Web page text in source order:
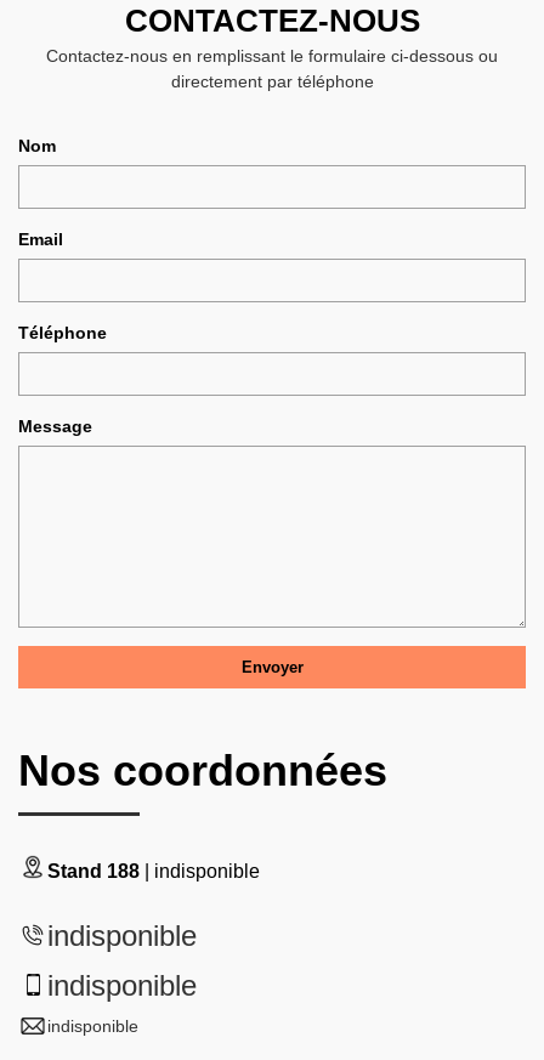
CONTACTEZ-NOUS
Contactez-nous en remplissant le formulaire ci-dessous ou
directement par téléphone
Nom
Email
Téléphone
Message
Nos coordonnées
Stand 188 | indisponible
indisponible
indisponible
indisponible